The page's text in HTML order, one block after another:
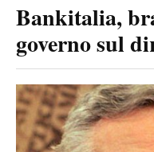
Bankitalia,
governo sul